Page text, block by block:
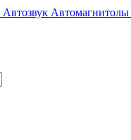
Автозвук Автомагнитолы